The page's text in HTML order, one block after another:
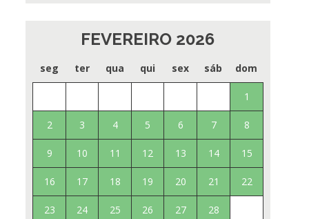
FEVEREIRO 2026
seg ter qua qui sex sáb dom
1
2 3 4 5 6 7 8
9 10 11 12 13 14 15
16 17 18 19 20 21 22
23 24 25 26 27 28